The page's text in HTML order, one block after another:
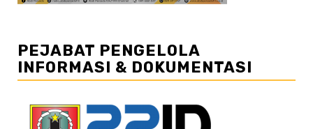
PEJABAT PENGELOLA
INFORMASI & DOKUMENTASI